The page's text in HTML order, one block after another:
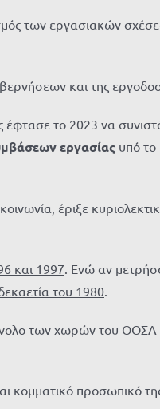
των εργασιακών
και της
το 2023 να
εργασίας υπό
έριξε
και 1997. Ενώ αν
του 1980.
των χωρών του ΟΟΣΑ
κομματικό προσωπικό